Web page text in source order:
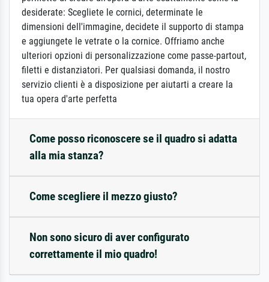
desiderate: Scegliete le cornici, determinate le
dimensioni dell'immagine, decidete il supporto di stampa
e aggiungete le vetrate o la cornice. Offriamo anche
ulteriori opzioni di personalizzazione come passe-partout,
filetti e distanziatori. Per qualsiasi domanda, il nostro
servizio clienti è a disposizione per aiutarti a creare la
tua opera d'arte perfetta
Come posso riconoscere se il quadro si adatta
alla mia stanza?
Come scegliere il mezzo giusto?
Non sono sicuro di aver configurato
correttamente il mio quadro!